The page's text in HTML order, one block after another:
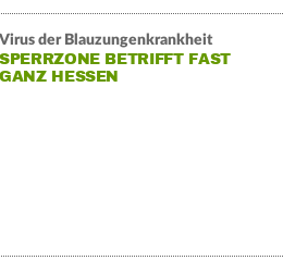
Virus der Blauzungenkrankheit
SPERRZONE BETRIFFT FAST
GANZ HESSEN